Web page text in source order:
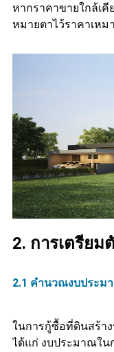
หากราคาขายใกล้เ
หมายตาไว้ราคาเหม
2. การเตรีย
2.1 คำนวณงบประม
ในการกู้ซื้อที่ดินสร้า
ได้แก่ งบประมาณใน